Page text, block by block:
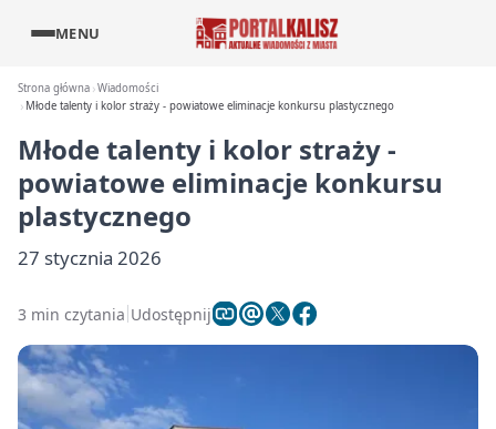
MENU
Strona główna Wiadomości
Młode talenty i kolor straży - powiatowe eliminacje konkursu plastycznego
Młode talenty i kolor straży -
powiatowe eliminacje konkursu
plastycznego
27 stycznia 2026
3 min czytania Udostępnij